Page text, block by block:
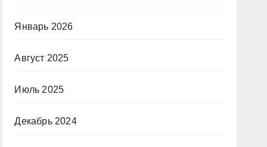
Январь 2026
Август 2025
Июль 2025
Декабрь 2024